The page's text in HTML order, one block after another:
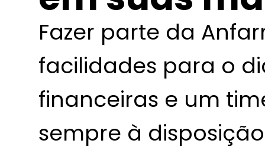
Fazer parte da
facilidades para o
financeiras e um
sempre à